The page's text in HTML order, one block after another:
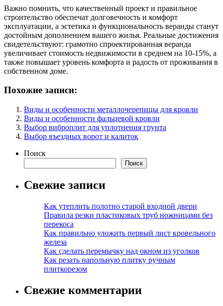
Важно помнить, что качественный проект и правильное
строительство обеспечат долговечность и комфорт
эксплуатации, а эстетика и функциональность веранды станут
достойным дополнением вашего жилья. Реальные достижения
свидетельствуют: грамотно спроектированная веранда
увеличивает стоимость недвижимости в среднем на 10-15%, а
также повышает уровень комфорта и радость от проживания в
собственном доме.
Похожие записи:
Виды и особенности металлочерепицы для кровли
Виды и особенности фальцевой кровли
Выбор виброплит для уплотнения грунта
Выбор въездных ворот и калиток
Поиск
Поиск
Свежие записи
Как утеплить полотно старой входной двери
Правила резки пластиковых труб ножницами без
перекоса
Как правильно уложить первый лист кровельного
железа
Как сделать перемычку над окном из уголков
Как резать напольную плитку ручным
плиткорезом
Свежие комментарии